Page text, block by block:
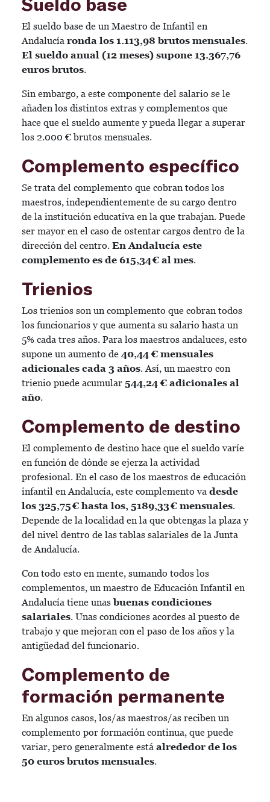
El sueldo base de un Maestro de Infantil en
Andalucía ronda los 1.113,98 brutos mensuales.
El sueldo anual (12 meses) supone 13.367,76
euros brutos.
Sin embargo, a este componente del salario se le
añaden los distintos extras y complementos que
hace que el sueldo aumente y pueda llegar a superar
los 2.000 € brutos mensuales.
Complemento específico
Se trata del complemento que cobran todos los
maestros, independientemente de su cargo dentro
de la institución educativa en la que trabajan. Puede
ser mayor en el caso de ostentar cargos dentro de la
dirección del centro. En Andalucía este
complemento es de 615,34 € al mes.
Trienios
Los trienios son un complemento que cobran todos
los funcionarios y que aumenta su salario hasta un
5% cada tres años. Para los maestros andaluces, esto
supone un aumento de 40,44 € mensuales
adicionales cada 3 años. Así, un maestro con
trienio puede acumular 544,24 € adicionales al
año.
Complemento de destino
El complemento de destino hace que el sueldo varíe
en función de dónde se ejerza la actividad
profesional. En el caso de los maestros de educación
infantil en Andalucía, este complemento va desde
los 325,75 € hasta los, 5189,33 € mensuales.
Depende de la localidad en la que obtengas la plaza y
del nivel dentro de las tablas salariales de la Junta
de Andalucía.
Con todo esto en mente, sumando todos los
complementos, un maestro de Educación Infantil en
Andalucía tiene unasbuenas condiciones
salariales. Unas condiciones acordes al puesto de
trabajo y que mejoran con el paso de los años y la
antigüedad del funcionario.
Complemento de
formación permanente
En algunos casos, los/as maestros/as reciben un
complemento por formación continua, que puede
variar, pero generalmente está alrededor de los
50 euros brutos mensuales.